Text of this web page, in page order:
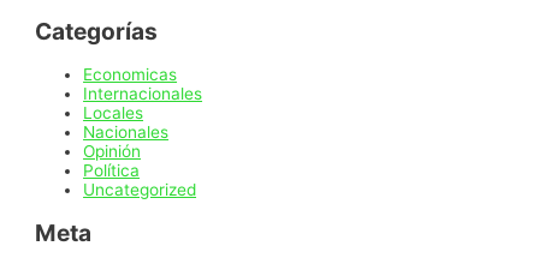
Categorías
Economicas
Internacionales
Locales
Nacionales
Opinión
Política
Uncategorized
Meta